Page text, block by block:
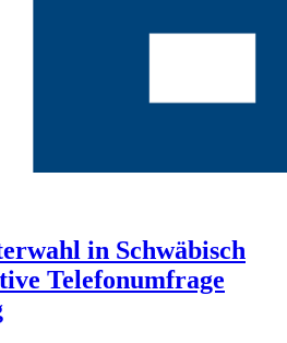
in Schwäbisch
Telefonumfrage